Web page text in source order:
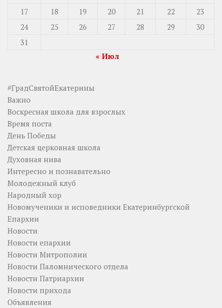
17
18 19 20 21 22
23
24
25 26 27 28 29
30
31
« Июл
#ГрадСвятойЕкатерины
Важно
Воскресная школа для взрослых
Время поста
День Победы
Детская церковная школа
Духовная нива
Интересно и познавательно
Молодежный клуб
Народный хор
Новомученики и исповедники Екатеринбургской
Епархии
Новости
Новости епархии
Новости Митрополии
Новости Паломнического отдела
Новости Патриархии
Новости прихода
Объявления